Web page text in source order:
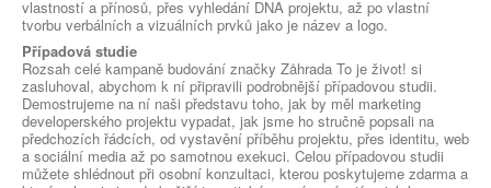
vlastností a přínosů, přes vyhledání DNA projektu, až po vlastní
tvorbu verbálních a vizuálních prvků jako je název a logo.
Případová studie
Rozsah celé kampaně budování značky Zåhrada To je život! si
zasluhoval, abychom k ní připravili podrobnější případovou studii.
Demostrujeme na ní naši představu toho, jak by měl marketing
developerského projektu vypadat, jak jsme ho stručně popsali na
předchozích řádcích, od vystavění příběhu projektu, přes identitu, web
a sociální media až po samotnou exekuci. Celou případovou studii
můžete shlédnout při osobní konzultaci, kterou poskytujeme zdarma a